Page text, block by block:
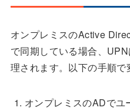
オンプレミスのActive
で同期している場合、
理されます。以下の手順で
オンプレミスのADでユ